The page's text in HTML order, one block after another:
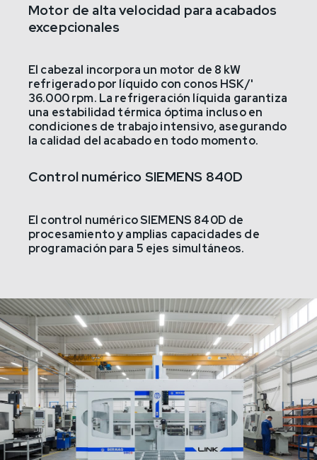
Motor de alta velocidad para acabados
excepcionales
El cabezal incorpora un motor de 8 kW
refrigerado por líquido con conos HSK/'
36.000 rpm. La refrigeración líquida garantiza
una estabilidad térmica óptima incluso en
condiciones de trabajo intensivo, asegurando
la calidad del acabado en todo momento.
Control numérico SIEMENS 840D
El control numéricoSIEMENS 840D de
procesamiento y amplias capacidades de
programación para 5 ejes simultáneos.